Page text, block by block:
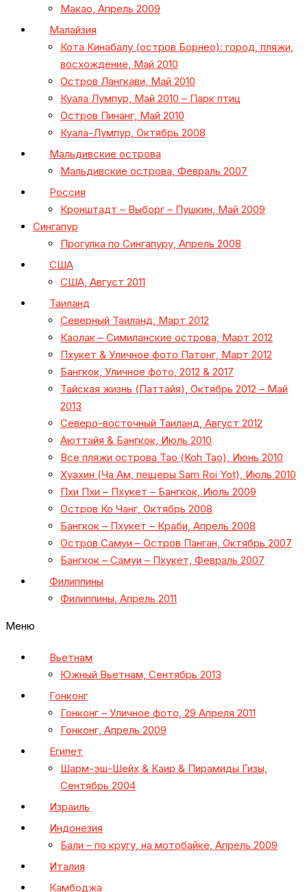
Макао, Апрель 2009
Малайзия
Кота Кинабалу (остров Борнео): город, пляжи,
восхождение, Май 2010
Остров Лангкави, Май 2010
Куала Лумпур, Май 2010 – Парк птиц
Остров Пинанг, Май 2010
Куала-Лумпур, Октябрь 2008
Мальдивские острова
Мальдивские острова, Февраль 2007
Россия
Кронштадт – Выборг – Пушкин, Май 2009
Сингапур
Прогулка по Сингапуру, Апрель 2008
США
США, Август 2011
Таиланд
Северный Таиланд, Март 2012
Каолак – Симиланские острова, Март 2012
Пхукет & Уличное фото Патонг, Март 2012
Бангкок, Уличное фото, 2012 & 2017
Тайская жизнь (Паттайя), Октябрь 2012 – Май
2013
Северо-восточный Таиланд, Август 2012
Аюттайя & Бангкок, Июль 2010
Все пляжи острова Тао (Koh Tao), Июнь 2010
Хуахин (Ча Ам, пещеры Sam Roi Yot), Июль 2010
Пхи Пхи – Пхукет – Бангкок, Июль 2009
Остров Ко Чанг, Октябрь 2008
Бангкок – Пхукет – Краби, Апрель 2008
Остров Самуи – Остров Панган, Октябрь 2007
Бангкок – Самуи – Пхукет, Февраль 2007
Филиппины
Филиппины, Апрель 2011
Меню
Вьетнам
Южный Вьетнам, Сентябрь 2013
Гонконг
Гонконг – Уличное фото, 29 Апреля 2011
Гонконг, Апрель 2009
Египет
Шарм-эш-Шейх & Каир & Пирамиды Гизы,
Сентябрь 2004
Израиль
Индонезия
Бали – по кругу, на мотобайке, Апрель 2009
Италия
Камбоджа